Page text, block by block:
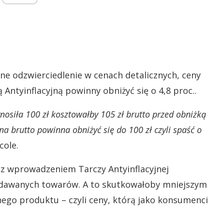
odzwierciedlenie w cenach detalicznych, ceny
powinny obniżyć się o 4,8 proc..
100 zł kosztowałby 105 zł brutto przed obniżką
brutto powinna obniżyć się do 100 zł czyli spaść o
wprowadzeniem Tarczy Antyinflacyjnej
towarów. A to skutkowałoby mniejszym
produktu – czyli ceny, którą jako konsumenci